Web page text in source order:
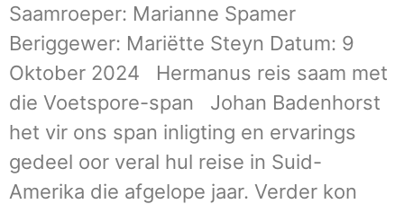
Saamroeper: Marianne Spamer
Beriggewer: Mariëtte Steyn Datum: 9
Oktober 2024 Hermanus reis saam met
die Voetspore-span Johan Badenhorst
het vir ons span inligting en ervarings
gedeel oor veral hul reise in Suid-
Amerika die afgelope jaar. Verder kon